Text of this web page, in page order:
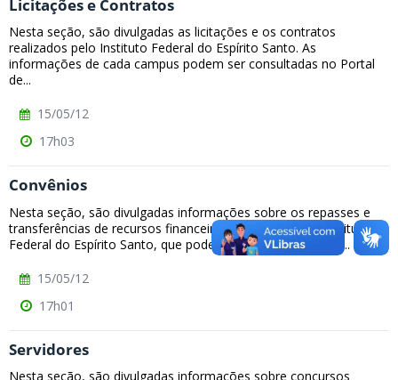
Licitações e Contratos
Nesta seção, são divulgadas as licitações e os contratos
realizados pelo Instituto Federal do Espírito Santo. As
informações de cada campus podem ser consultadas no Portal
de...
15/05/12
17h03
Convênios
Nesta seção, são divulgadas informações sobre os repasses e
transferências de recursos financeiros efetuados pelo Instituto
Federal do Espírito Santo, que podem ser encontradas no...
15/05/12
17h01
Servidores
Nesta seção, são divulgadas informações sobre concursos